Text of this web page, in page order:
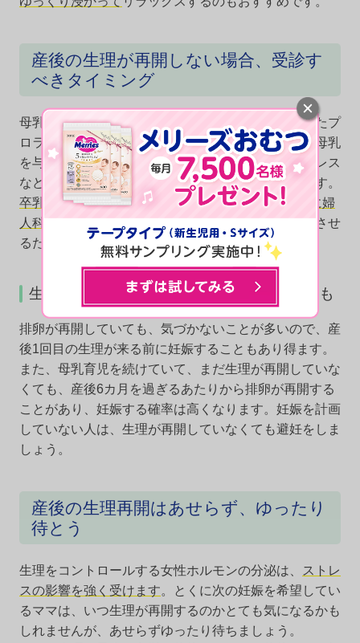
産後の生理が再開しない場合、受診す
べきタイミング
母乳育児を卒業すると、排卵を抑える働きをしていたプ
ロラクチンの分泌が減るため、生理が再開します。母乳
を与えていないのに生理が再開しない場合は、ストレス
などが原因で生理が再開していない可能性もあります。
卒乳後3カ月以内に生理が再開しない場合は、早めに婦
人科を受診しましょう。状態によっては生理を再開させ
るためのホルモン剤が処方されます。
生理が再開しないまま次の妊娠をすることも
排卵が再開していても、気づかないことが多いので、産
後1回目の生理が来る前に妊娠することもあり得ます。
また、母乳育児を続けていて、まだ生理が再開していな
くても、産後6カ月を過ぎるあたりから排卵が再開する
ことがあり、妊娠する確率は高くなります。妊娠を計画
していない人は、生理が再開していなくても避妊をしま
しょう。
産後の生理再開はあせらず、ゆったり
待とう
生理をコントロールする女性ホルモンの分泌は、
ストレ
スの影響を強く受けます。とくに次の妊娠を希望してい
るママは、いつ生理が再開するのかとても気になるかも
しれませんが、あせらずゆったり待ちましょう。